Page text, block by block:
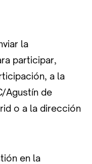
la
participar,
a la
Agustín de
o a la dirección
en la